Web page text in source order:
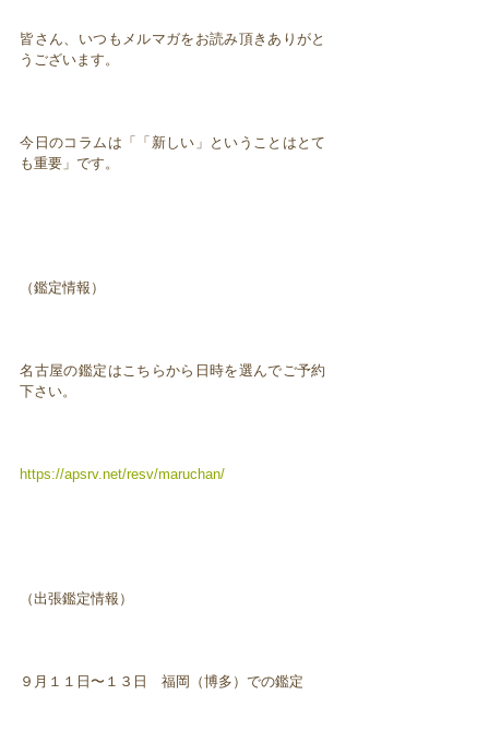
皆さん、いつもメルマガをお読み頂きありがと
うございます。
今日のコラムは「「新しい」ということはとて
も重要」です。
（鑑定情報）
名古屋の鑑定はこちらから日時を選んでご予約
下さい。
https://apsrv.net/resv/maruchan/
（出張鑑定情報）
９月１１日〜１３日 福岡（博多）での鑑定